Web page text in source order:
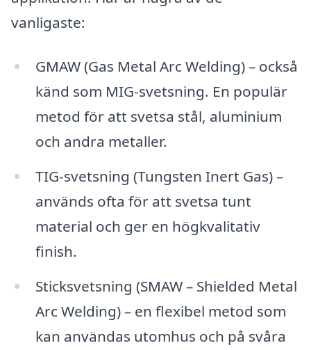
vanligaste:
GMAW (Gas Metal Arc Welding) – också
känd som MIG-svetsning. En populär
metod för att svetsa stål, aluminium
och andra metaller.
TIG-svetsning (Tungsten Inert Gas) –
används ofta för att svetsa tunt
material och ger en högkvalitativ
finish.
Sticksvetsning (SMAW – Shielded Metal
Arc Welding) – en flexibel metod som
kan användas utomhus och på svåra